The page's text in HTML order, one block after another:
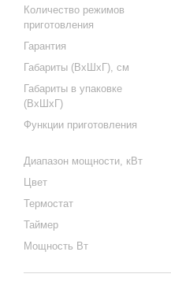
Количество режимов
приготовления
Гарантия
Габариты (ВхШхГ), см
Габариты в упаковке
(ВхШхГ)
Функции приготовления
Диапазон мощности, кВт
Цвет
Термостат
Таймер
Мощность Вт